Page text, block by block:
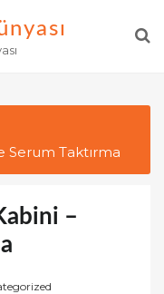
Serum Taktırma
–